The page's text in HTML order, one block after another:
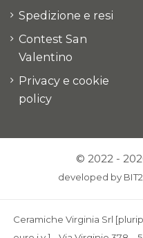
Spedizione e resi
Contest San
Valentino
Privacy e cookie
policy
© 2022 -
developed by
Ceramiche Virginia Srl